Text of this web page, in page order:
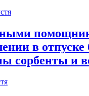
в
сорбенты и